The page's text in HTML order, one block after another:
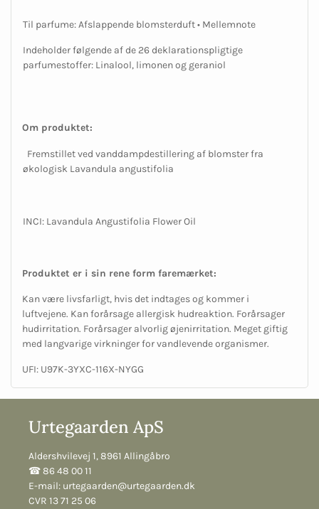
Til parfume: Afslappende blomsterduft • Mellemnote
Indeholder følgende af de 26 deklarationspligtige
parfumestoffer: Linalool, limonen og geraniol
Om produktet:
Fremstillet ved vanddampdestillering af blomster fra
økologisk Lavandula angustifolia
INCI: Lavandula Angustifolia Flower Oil
Produktet er i sin rene form faremærket:
Kan være livsfarligt, hvis det indtages og kommer i
luftvejene. Kan forårsage allergisk hudreaktion. Forårsager
hudirritation. Forårsager alvorlig øjenirritation. Meget giftig
med langvarige virkninger for vandlevende organismer.
UFI: U97K-3YXC-116X-NYGG
Urtegaarden ApS
Aldershvilevej 1, 8961 Allingåbro
☎︎ 86 48 00 11
E-mail: urtegaarden@urtegaarden.dk
CVR 13 71 25 06